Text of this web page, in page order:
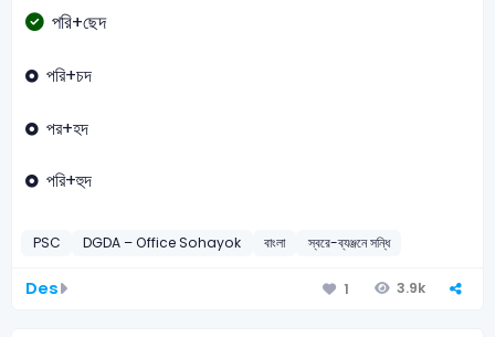
পরি+ছেদ
পরি+চদ
পর+হদ
পরি+হুদ
PSC DGDA – Office Sohayok বাংলা স্বরে-ব্যঞ্জনে সন্ধি
Des 1 3.9k